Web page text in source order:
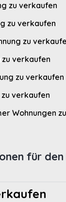
zu verkaufen
zu verkaufen
zu
zu verkaufen
zu verkaufen
verkaufen
Wohnungen
für